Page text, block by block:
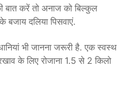
बात करें तो अनाज को बिल्कुल
बजाय दलिया पिसवाएं.
भी जानना जरूरी है. एक स्वस्थ
के लिए रोजाना 1.5 से 2 किलो